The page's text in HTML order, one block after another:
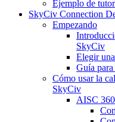
Ejemplo de
SkyCiv Connection
Empezando
SkyCiv
Elegir
Guía
Cómo usar la
SkyCiv
AISC